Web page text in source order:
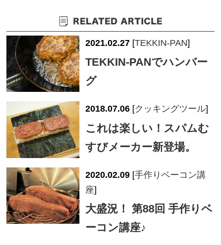
2021.02.27 [TEKKIN-PAN]
TEKKIN-PANでハンバー
グ
2018.07.06 [クッキングツール]
これは楽しい！スパムむ
すびメーカー新登場。
2020.02.09 [手作りベーコン講
座]
大盛況！ 第88回 手作りベ
ーコン講座♪